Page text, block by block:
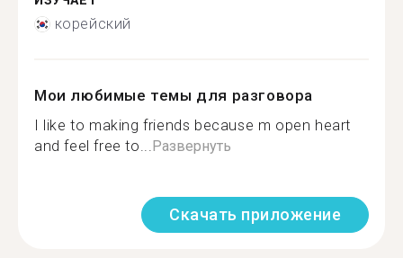
корейский
Мои любимые темы для разговора
I like to making friends because m open heart
and feel free to...Развернуть
Скачать приложение